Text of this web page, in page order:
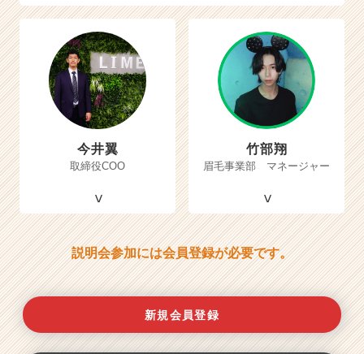
今井翼
取締役COO
竹部翔
眉毛事業部 マネージャー
説明会参加には会員登録が必要です。
新規会員登録